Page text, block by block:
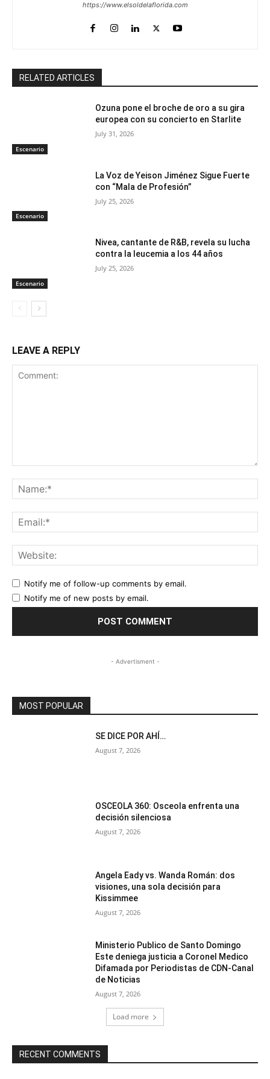
https://www.elsoldelaflorida.com
RELATED ARTICLES
Escenario
Ozuna pone el broche de oro a su gira
europea con su concierto en Starlite
July 31, 2026
Escenario
La Voz de Yeison Jiménez Sigue Fuerte
con “Mala de Profesión”
July 25, 2026
Escenario
Nivea, cantante de R&B, revela su lucha
contra la leucemia a los 44 años
July 25, 2026
LEAVE A REPLY
Notify me of follow-up comments by email.
Notify me of new posts by email.
- Advertisment -
MOST POPULAR
SE DICE POR AHÍ…
August 7, 2026
OSCEOLA 360: Osceola enfrenta una
decisión silenciosa
August 7, 2026
Angela Eady vs. Wanda Román: dos
visiones, una sola decisión para
Kissimmee
August 7, 2026
Ministerio Publico de Santo Domingo
Este deniega justicia a Coronel Medico
Difamada por Periodistas de CDN-Canal
de Noticias
August 7, 2026
Load more
RECENT COMMENTS